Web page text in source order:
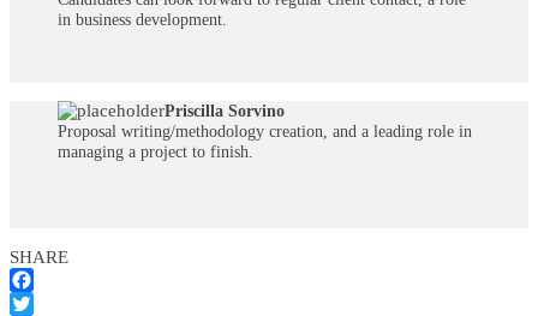
in business development.
Priscilla Sorvino
Proposal writing/methodology creation, and a leading role in
managing a project to finish.
SHARE
Facebook